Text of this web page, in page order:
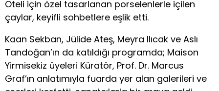
Oteli için özel tasarlanan porselenlerle içilen
çaylar, keyifli sohbetlere eşlik etti.
Kaan Sekban, Jülide Ateş, Meyra Ilıcak ve Aslı
Tandoğan’ın da katıldığı programda; Maison
Yirmisekiz üyeleri Küratör, Prof. Dr. Marcus
Graf’ın anlatımıyla fuarda yer alan galerileri ve